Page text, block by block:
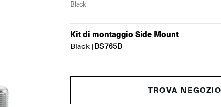
Black
Kit di montaggio Side Mount
Black | BS765B
TROVA NEGOZIO